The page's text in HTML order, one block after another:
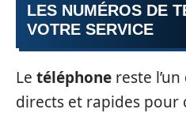
LES NUMÉROS DE
VOTRE SERVICE
Le téléphone reste
directs et rapides pour